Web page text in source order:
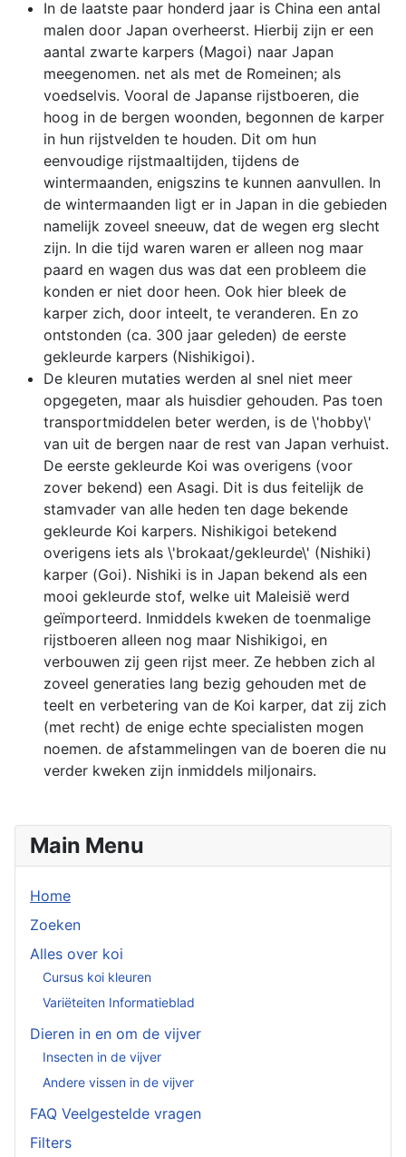
In de laatste paar honderd jaar is China een antal
malen door Japan overheerst. Hierbij zijn er een
aantal zwarte karpers (Magoi) naar Japan
meegenomen. net als met de Romeinen; als
voedselvis. Vooral de Japanse rijstboeren, die
hoog in de bergen woonden, begonnen de karper
in hun rijstvelden te houden. Dit om hun
eenvoudige rijstmaaltijden, tijdens de
wintermaanden, enigszins te kunnen aanvullen. In
de wintermaanden ligt er in Japan in die gebieden
namelijk zoveel sneeuw, dat de wegen erg slecht
zijn. In die tijd waren waren er alleen nog maar
paard en wagen dus was dat een probleem die
konden er niet door heen. Ook hier bleek de
karper zich, door inteelt, te veranderen. En zo
ontstonden (ca. 300 jaar geleden) de eerste
gekleurde karpers (Nishikigoi).
De kleuren mutaties werden al snel niet meer
opgegeten, maar als huisdier gehouden. Pas toen
transportmiddelen beter werden, is de \'hobby\'
van uit de bergen naar de rest van Japan verhuist.
De eerste gekleurde Koi was overigens (voor
zover bekend) een Asagi. Dit is dus feitelijk de
stamvader van alle heden ten dage bekende
gekleurde Koi karpers. Nishikigoi betekend
overigens iets als \'brokaat/gekleurde\' (Nishiki)
karper (Goi). Nishiki is in Japan bekend als een
mooi gekleurde stof, welke uit Maleisië werd
geïmporteerd. Inmiddels kweken de toenmalige
rijstboeren alleen nog maar Nishikigoi, en
verbouwen zij geen rijst meer. Ze hebben zich al
zoveel generaties lang bezig gehouden met de
teelt en verbetering van de Koi karper, dat zij zich
(met recht) de enige echte specialisten mogen
noemen. de afstammelingen van de boeren die nu
verder kweken zijn inmiddels miljonairs.
Main Menu
Home
Zoeken
Alles over koi
Cursus koi kleuren
Variëteiten Informatieblad
Dieren in en om de vijver
Insecten in de vijver
Andere vissen in de vijver
FAQ Veelgestelde vragen
Filters